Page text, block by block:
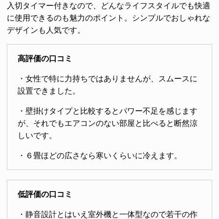
入切タイマー付きなので、どんなライフスタイルでも快適
に使用できるのも魅力のポイント。シンプルでおしゃれな
デザインも人気です。
高評価の口コミ
・女性で特に力持ちではありませんが、スムースに
設置できました。
・壁掛けタイプと比較するとパワー不足を感じます
が、それでもエアコンのない部屋と比べると断然涼
しいです。
・６畳ほどの広さなら寒いくらいに冷えます。
低評価の口コミ
・静音設計とはいえ室外機と一体型なので若干の作